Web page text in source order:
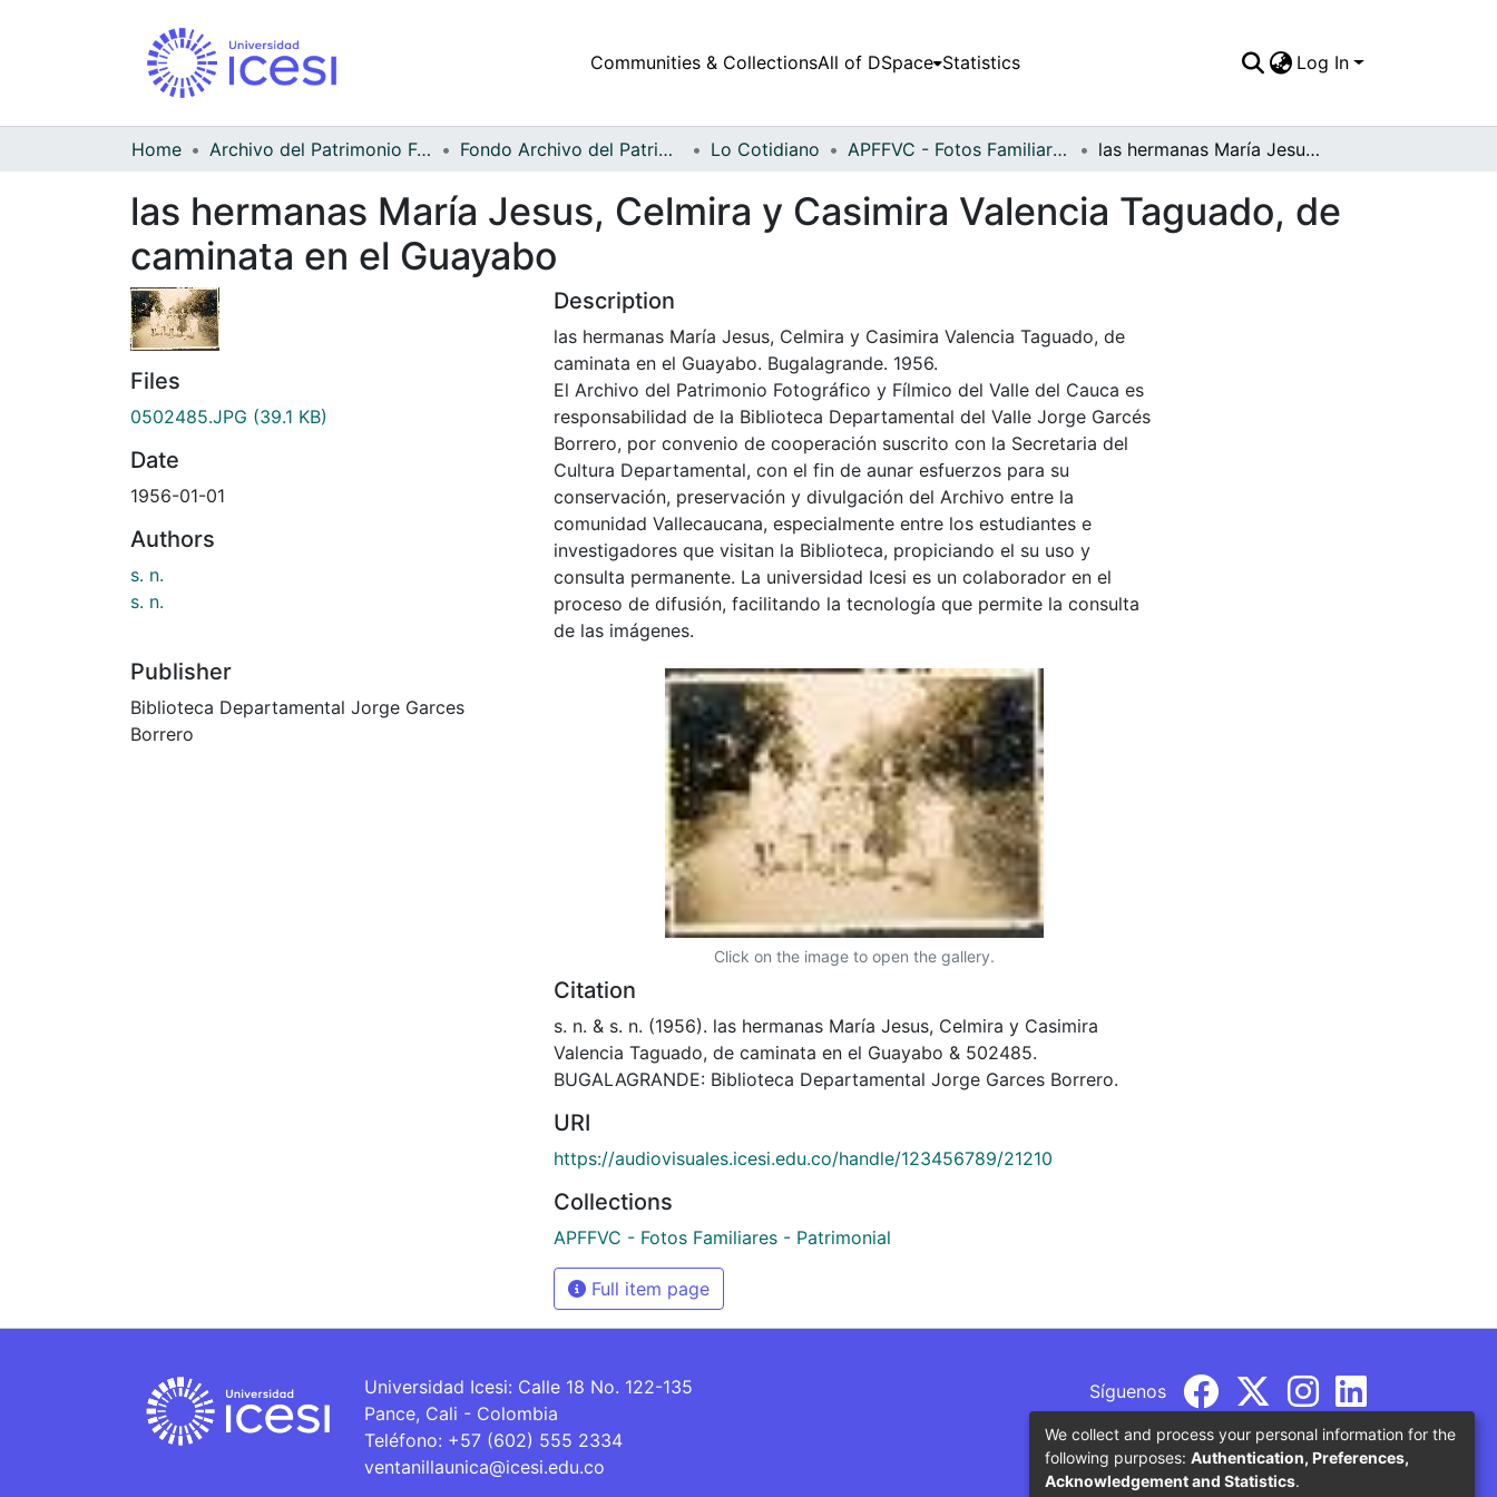
Communities & CollectionsAll of DSpace Statistics Log In
Home Archivo del Patrimonio Fotográfico y Fílmico del Valle del Cauca Fondo Archivo del Patrimonio Fotográfico y Fílmico del Valle del Cauca Lo Cotidiano APFFVC - Fotos Familiares - Patrimonial las hermanas María Jesus, Celmira y Casimira Valencia Taguado, de caminata en el Guayabo
las hermanas María Jesus, Celmira y Casimira Valencia Taguado, de
caminata en el Guayabo
Files
0502485.JPG (39.1 KB)
Date
1956-01-01
Authors
s. n.
s. n.
Publisher
Biblioteca Departamental Jorge Garces
Borrero
Description
las hermanas María Jesus, Celmira y Casimira Valencia Taguado, de
caminata en el Guayabo. Bugalagrande. 1956.
El Archivo del Patrimonio Fotográfico y Fílmico del Valle del Cauca es
responsabilidad de la Biblioteca Departamental del Valle Jorge Garcés
Borrero, por convenio de cooperación suscrito con la Secretaria del
Cultura Departamental, con el fin de aunar esfuerzos para su
conservación, preservación y divulgación del Archivo entre la
comunidad Vallecaucana, especialmente entre los estudiantes e
investigadores que visitan la Biblioteca, propiciando el su uso y
consulta permanente. La universidad Icesi es un colaborador en el
proceso de difusión, facilitando la tecnología que permite la consulta
de las imágenes.
Click on the image to open the gallery.
Citation
s. n. & s. n. (1956). las hermanas María Jesus, Celmira y Casimira
Valencia Taguado, de caminata en el Guayabo & 502485.
BUGALAGRANDE: Biblioteca Departamental Jorge Garces Borrero.
URI
https://audiovisuales.icesi.edu.co/handle/123456789/21210
Collections
APFFVC - Fotos Familiares - Patrimonial
Full item page
Universidad Icesi: Calle 18 No. 122-135
Pance, Cali - Colombia
Teléfono: +57 (602) 555 2334
ventanillaunica@icesi.edu.co
Síguenos
We collect and process your personal information for the
following purposes: Authentication, Preferences,
Acknowledgement and Statistics.